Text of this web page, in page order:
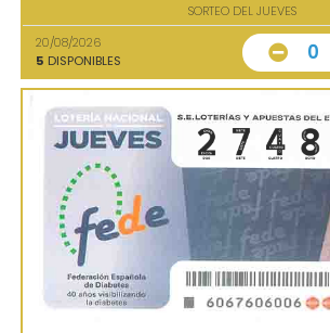
SORTEO DEL JUEVES
20/08/2026
5 DISPONIBLES 0